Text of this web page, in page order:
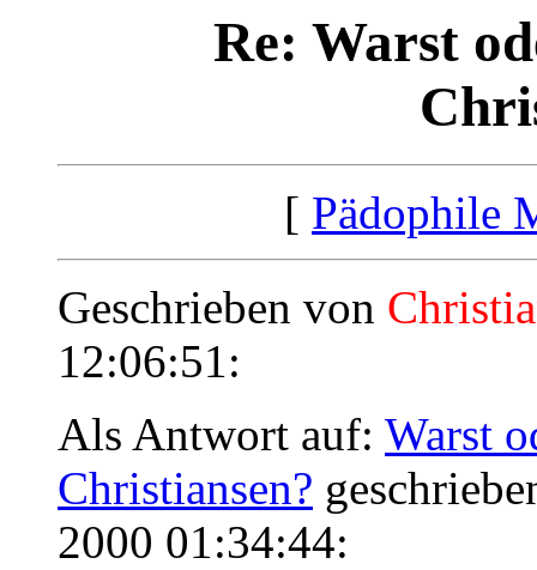
Re: Warst
[ Pädophile
Geschrieben von
12:06:51:
Als Antwort auf: Warst
Christiansen?
2000 01:34:44: